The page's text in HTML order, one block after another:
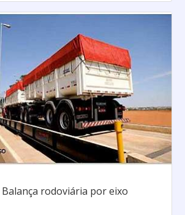
Balança rodoviária por eixo